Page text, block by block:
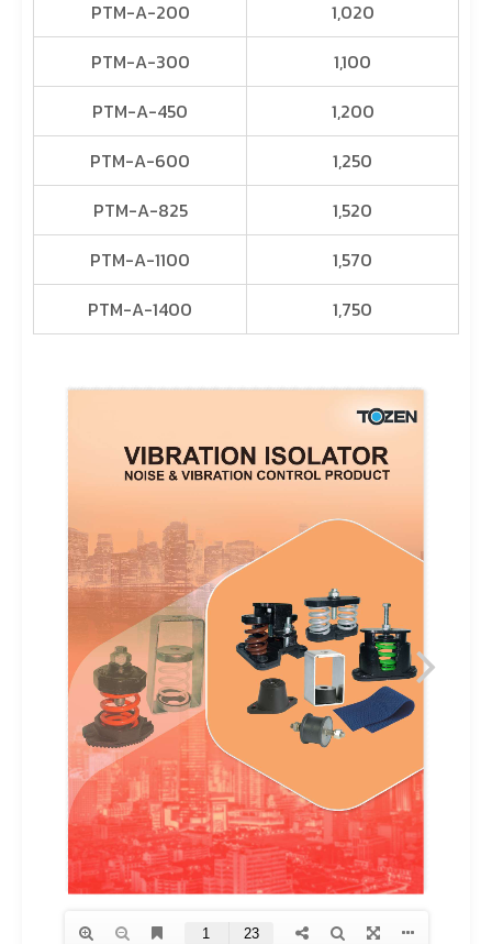
PTM-A-200
1,020
PTM-A-300
1,100
PTM-A-450
1,200
PTM-A-600
1,250
PTM-A-825
1,520
PTM-A-1100
1,570
PTM-A-1400
1,750